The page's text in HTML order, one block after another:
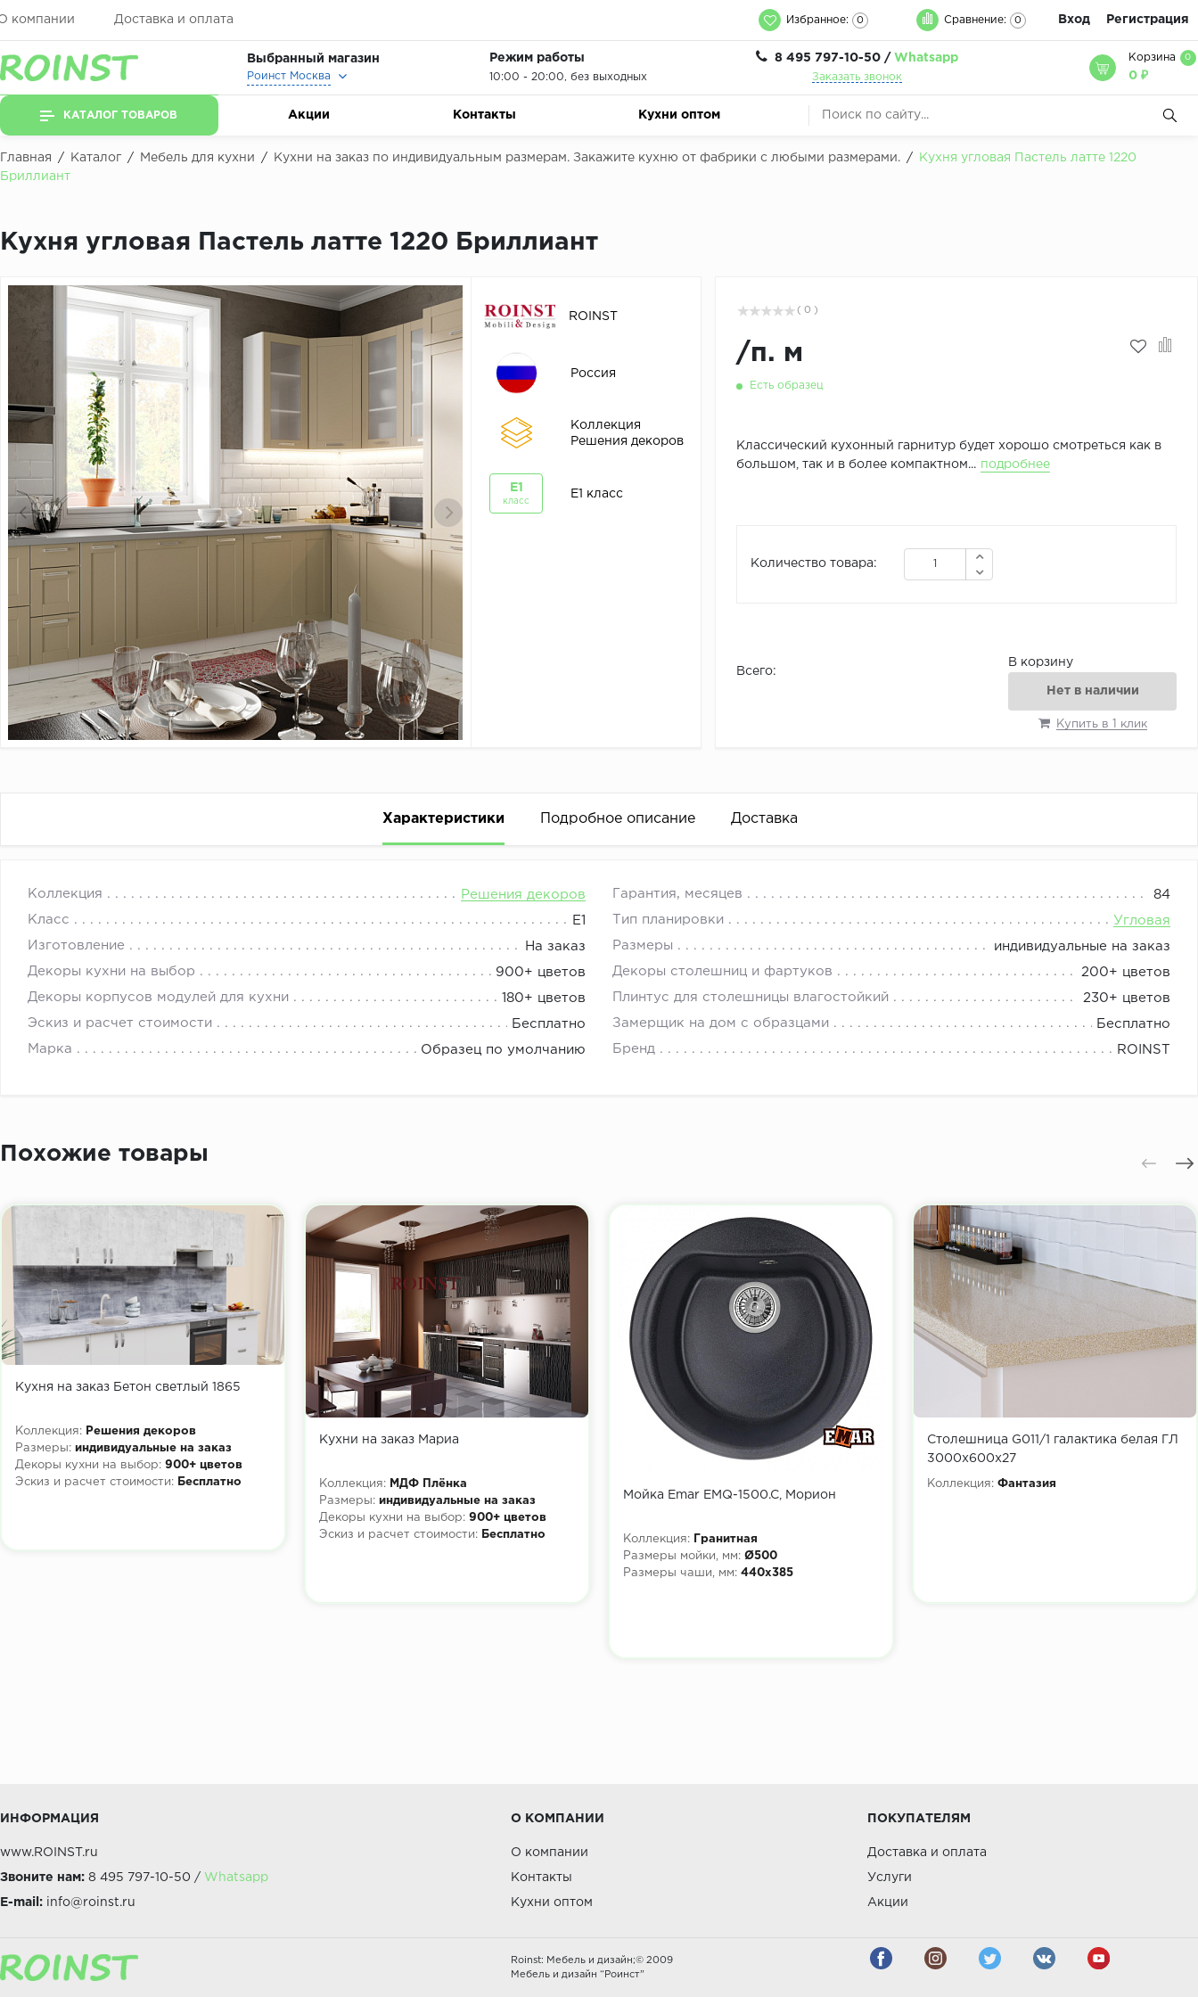
компании Доставка и оплата Избранное: 0 Сравнение: 0 Вход Регистрация
Выбранный магазин
Роинст Москва
Режим работы
10:00 - 20:00, без выходных
8 495 797-10-50 / Whatsapp
Заказать звонок
Корзина 0
0 ₽
КАТАЛОГ ТОВАРОВ Акции Контакты Кухни оптом
Главная / Каталог / Мебель для кухни / Кухни на заказ по индивидуальным размерам. Закажите кухню от фабрики с любыми размерами. /
Кухня угловая Пастель латте 1220
Бриллиант
Кухня угловая Пастель латте 1220 Бриллиант
ROINST
Россия
Коллекция
Решения декоров
Е1
класс
Е1 класс
( 0 )
/п. м
Есть образец
Классический кухонный гарнитур будет хорошо смотреться как в
большом, так и в более компактном... подробнее
Количество товара:
Всего:
В корзину
Нет в наличии
Купить в 1 клик
Характеристики Подробное описание Доставка
Коллекция Решения декоров Гарантия, месяцев 84
Класс Е1 Тип планировки Угловая
Изготовление На заказ Размеры индивидуальные на заказ
Декоры кухни на выбор 900+ цветов Декоры столешниц и фартуков 200+ цветов
Декоры корпусов модулей для кухни 180+ цветов Плинтус для столешницы влагостойкий 230+ цветов
Эскиз и расчет стоимости Бесплатно Замерщик на дом с образцами Бесплатно
Марка Образец по умолчанию Бренд ROINST
Нижний фасад……........................Пастель латте 1220
Столешница….............................1205-BR бриллиант светло-серый
Стеновая панель…......................1205-BR бриллиант светло-серый
Похожие товары
Кухня на заказ Бетон светлый 1865
Коллекция:
Решения декоров
Размеры: индивидуальные на заказ
Декоры кухни на выбор: 900+ цветов
Эскиз и расчет стоимости:
Бесплатно
Кухни на заказ Мариа
Коллекция:
МДФ Плёнка
Размеры: индивидуальные на заказ
Декоры кухни на выбор: 900+ цветов
Эскиз и расчет стоимости:
Бесплатно
Мойка Emar EMQ-1500.C, Морион
Коллекция:
Гранитная
Размеры мойки, мм: Ø500
Размеры чаши, мм: 440х385
Столешница G011/1 галактика белая ГЛ
3000х600х27
Коллекция: Фантазия
ИНФОРМАЦИЯ
www.ROINST.ru
Звоните нам: 8 495 797-10-50 / Whatsapp
E-mail: info@roinst.ru
О КОМПАНИИ
О компании
Контакты
Кухни оптом
ПОКУПАТЕЛЯМ
Доставка и оплата
Услуги
Акции
Roinst: Мебель и дизайн;© 2009
Мебель и дизайн “Роинст”